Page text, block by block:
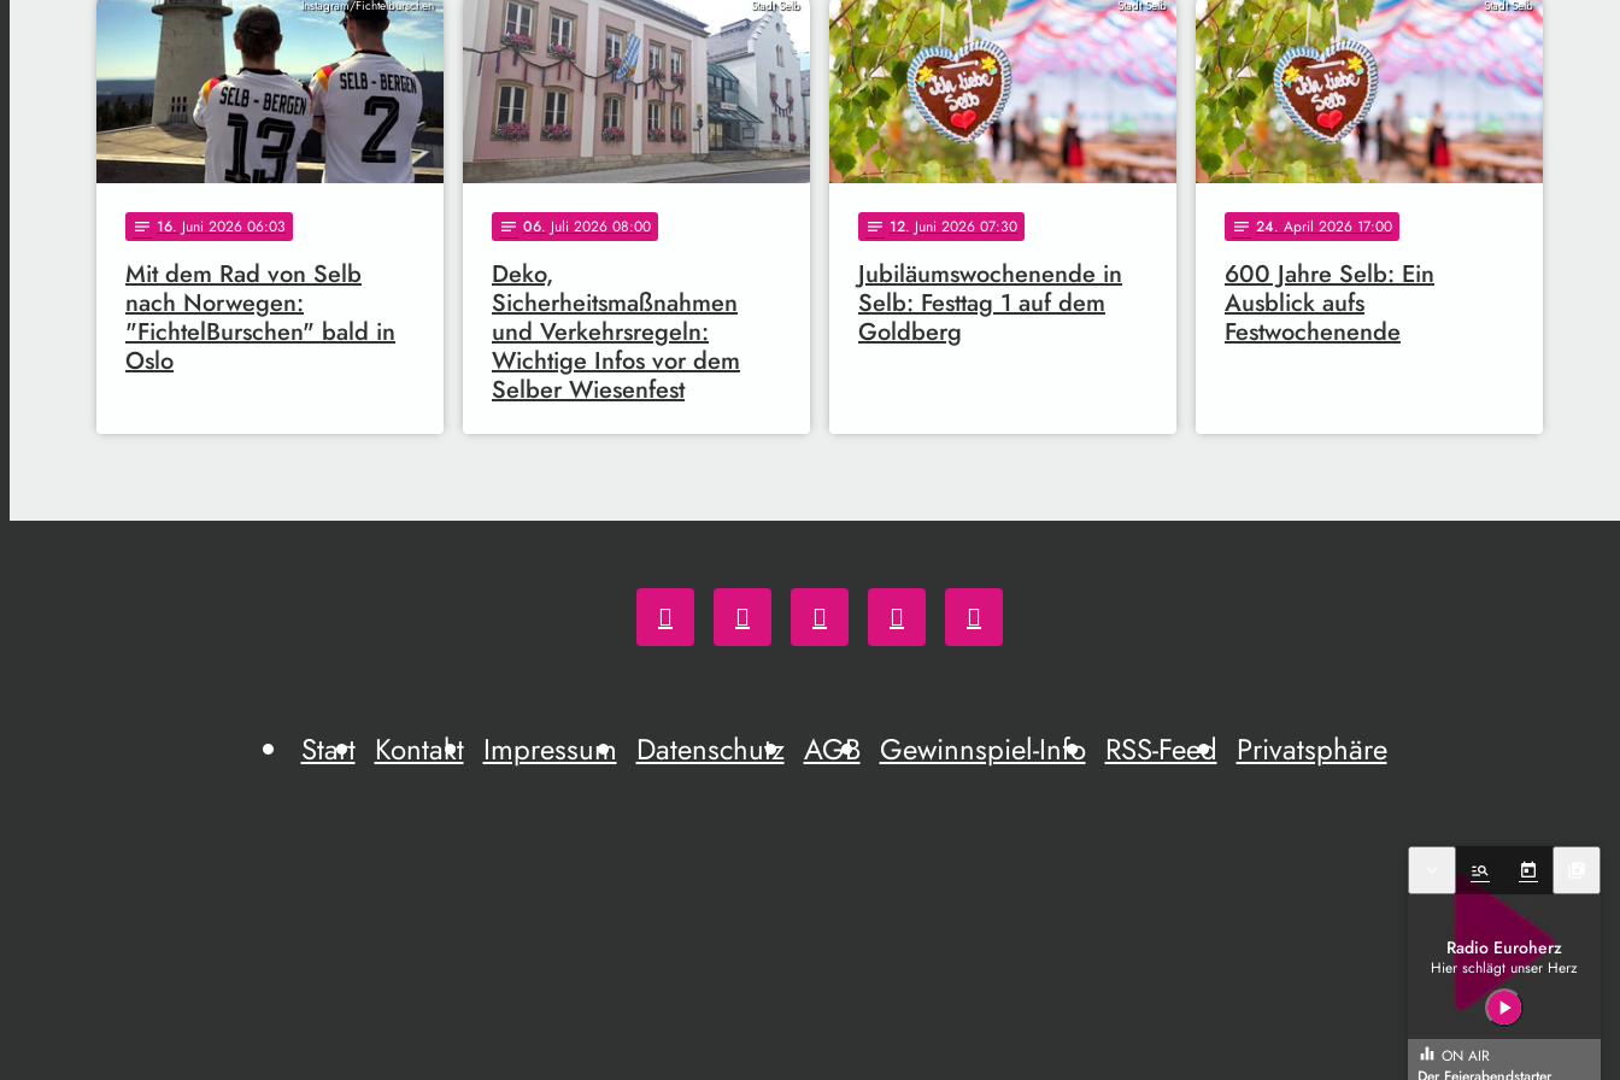
Instagram/Fichtelburschen
notes 16. Juni 2026 06:03
Mit dem Rad von Selb
nach Norwegen:
"FichtelBurschen" bald in
Oslo
Stadt Selb
notes 06. Juli 2026 08:00
Deko,
Sicherheitsmaßnahmen
und Verkehrsregeln:
Wichtige Infos vor dem
Selber Wiesenfest
Stadt Selb
notes 12. Juni 2026 07:30
Jubiläumswochenende in
Selb: Festtag 1 auf dem
Goldberg
Stadt Selb
notes 24. April 2026 17:00
600 Jahre Selb: Ein
Ausblick aufs
Festwochenende
Start Kontakt Impressum Datenschutz AGB Gewinnspiel-Info RSS-Feed Privatsphäre
manage_search today
Radio Euroherz
Hier schlägt unser Herz
play_arrow
equalizer ON AIR